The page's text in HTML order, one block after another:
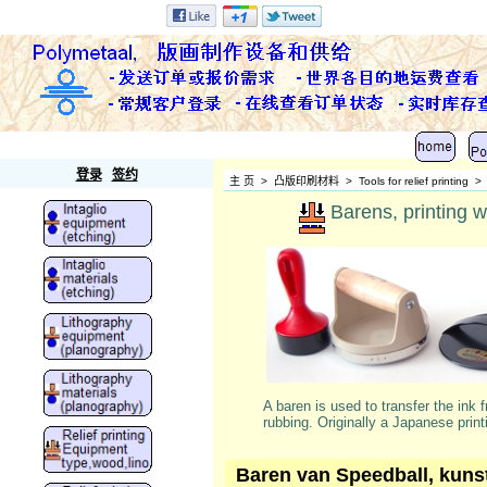
登录 签约 主 页 > 凸版印刷材料 > Tools for relief printing >
Barens, printing
A baren is used to transfer the ink
rubbing. Originally a Japanese
Baren van Speedball,